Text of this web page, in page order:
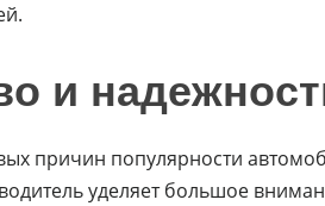
и
причин популярности
уделяет большое